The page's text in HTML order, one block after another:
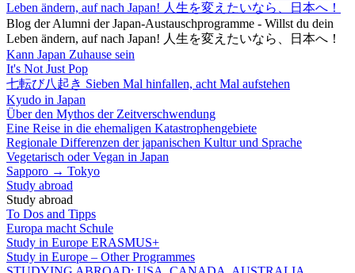
Leben ändern, auf nach Japan! 人生を変えたいなら、日本へ！
Blog der Alumni der Japan-Austauschprogramme - Willst du dein
Leben ändern, auf nach Japan! 人生を変えたいなら、日本へ！
Kann Japan Zuhause sein
It's Not Just Pop
七転び八起き Sieben Mal hinfallen, acht Mal aufstehen
Kyudo in Japan
Über den Mythos der Zeitverschwendung
Eine Reise in die ehemaligen Katastrophengebiete
Regionale Differenzen der japanischen Kultur und Sprache
Vegetarisch oder Vegan in Japan
Sapporo → Tokyo
Study abroad
Study abroad
To Dos and Tipps
Europa macht Schule
Study in Europe ERASMUS+
Study in Europe – Other Programmes